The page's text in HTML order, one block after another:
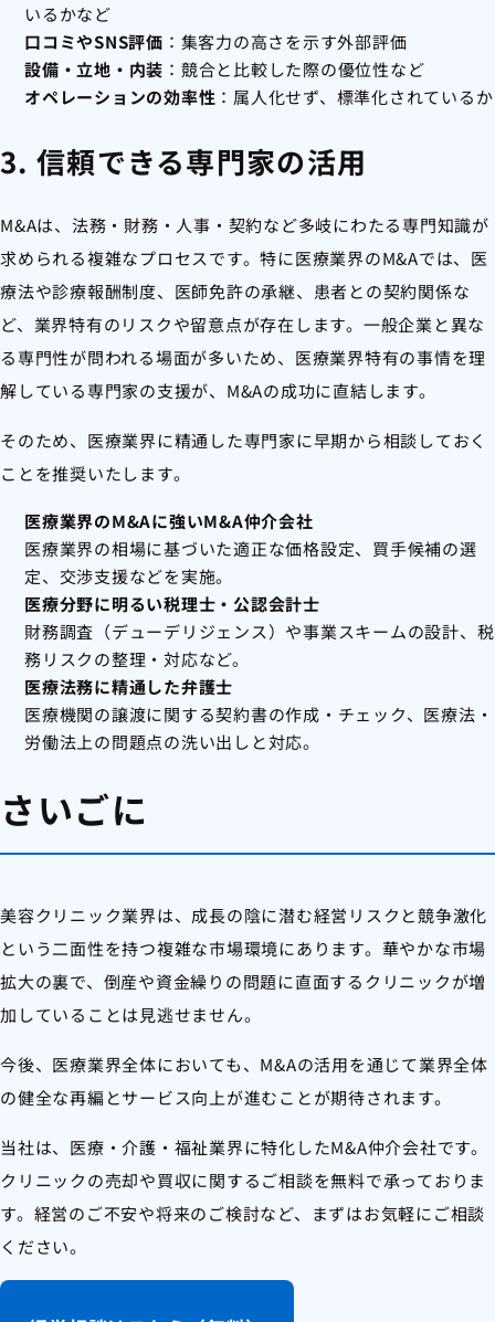
いるかなど
口コミやSNS評価 ：集客力の高さを示す外部評価
設備・立地・内装 ：競合と比較した際の優位性など
オペレーションの効率性 ：属人化せず、標準化されているか
3. 信頼できる専門家の活用
M&Aは、法務・財務・人事・契約など多岐にわたる専門知識が
求められる複雑なプロセスです。特に医療業界のM&Aでは、医
療法や診療報酬制度、医師免許の承継、患者との契約関係な
ど、業界特有のリスクや留意点が存在します。一般企業と異な
る専門性が問われる場面が多いため、医療業界特有の事情を理
解している専門家の支援が、M&Aの成功に直結します。
そのため、医療業界に精通した専門家に早期から相談しておく
ことを推奨いたします。
医療業界のM&Aに強いM&A仲介会社
医療業界の相場に基づいた適正な価格設定、買手候補の選
定、交渉支援などを実施。
医療分野に明るい税理士・公認会計士
財務調査（デューデリジェンス）や事業スキームの設計、税
務リスクの整理・対応など。
医療法務に精通した弁護士
医療機関の譲渡に関する契約書の作成・チェック、医療法・
労働法上の問題点の洗い出しと対応。
さいごに
美容クリニック業界は、成長の陰に潜む経営リスクと競争激化
という二面性を持つ複雑な市場環境にあります。華やかな市場
拡大の裏で、倒産や資金繰りの問題に直面するクリニックが増
加していることは見逃せません。
今後、医療業界全体においても、M&Aの活用を通じて業界全体
の健全な再編とサービス向上が進むことが期待されます。
当社は、医療・介護・福祉業界に特化したM&A仲介会社です。
クリニックの売却や買収に関するご相談を無料で承っておりま
す。経営のご不安や将来のご検討など、まずはお気軽にご相談
ください。